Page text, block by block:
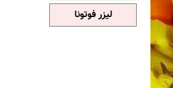
لیزر فوتونا